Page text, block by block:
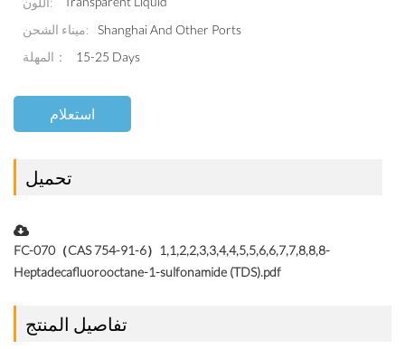
ميناء الشحن:
Shanghai And Other Ports
المهلة：
15-25 Days
استعلام
تحميل
FC-070（CAS 754-91-6）1,1,2,2,3,3,4,4,5,5,6,6,7,7,8,8,8-
Heptadecafluorooctane-1-sulfonamide (TDS).pdf
تفاصيل المنتج